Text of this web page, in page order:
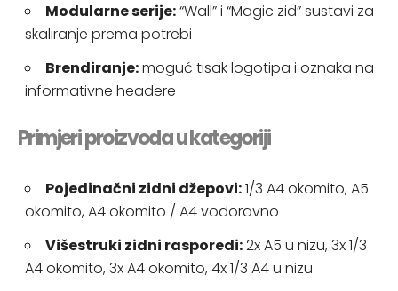
Modularne serije:“Wall” i “Magic zid” sustavi za
skaliranje prema potrebi
Brendiranje:moguć tisak logotipa i oznaka na
informativne headere
Primjeri proizvoda u kategoriji
Pojedinačni zidni džepovi:1/3 A4 okomito, A5
okomito, A4 okomito / A4 vodoravno
Višestruki zidni rasporedi:2x A5 u nizu, 3x 1/3
A4 okomito, 3x A4 okomito, 4x 1/3 A4 u nizu